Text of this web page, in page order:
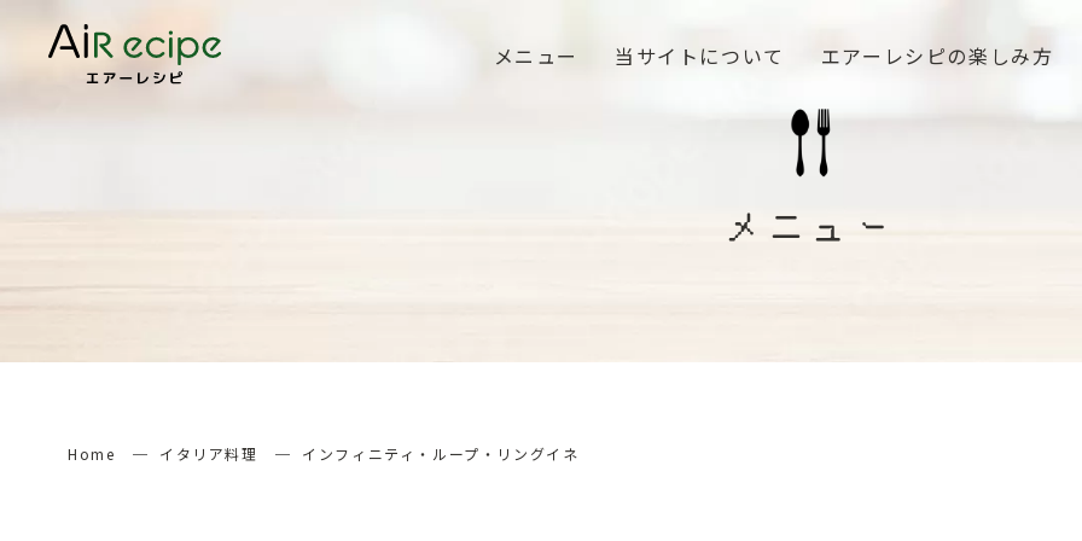
メニュー 当サイトについて エアーレシピの楽しみ方
メニュー
Home イタリア料理 インフィニティ・ループ・リングイネ